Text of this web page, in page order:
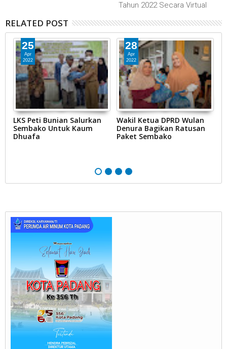
Tahun 2022 Secara Virtual
RELATED POST
25
Apr
2022
LKS Peti Bunian Salurkan
Sembako Untuk Kaum
Dhuafa
28
Apr
2022
Wakil Ketua DPRD Wulan
Denura Bagikan Ratusan
Paket Sembako